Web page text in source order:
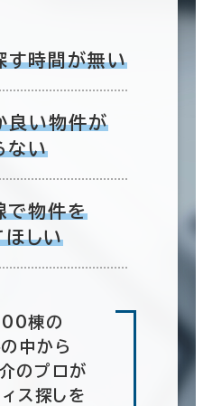
す時間が無い
良い物件が
ない
で物件を
ほしい
棟の
中から
のプロが
ス探しを